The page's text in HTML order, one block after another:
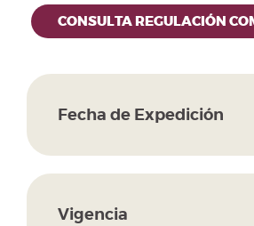
CONSULTA REGULACIÓN
Fecha de Expedición
Vigencia